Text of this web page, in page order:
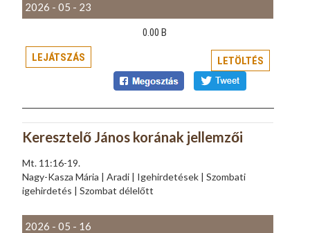
2026 - 05 - 23
0.00 B
LEJÁTSZÁS
LETÖLTÉS
Keresztelő János korának jellemzői
Mt. 11:16-19.
Nagy-Kasza Mária | Aradi | Igehirdetések | Szombati
igehirdetés | Szombat délelőtt
2026 - 05 - 16